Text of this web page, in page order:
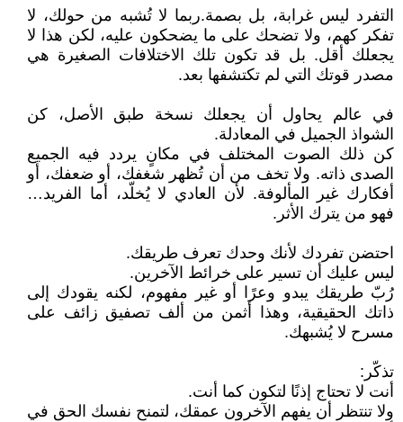
التفرد ليس غرابة، بل بصمة.ربما لا تُشبه من حولك، لا
تفكر كهم، ولا تضحك على ما يضحكون عليه، لكن هذا لا
يجعلك أقل. بل قد تكون تلك الاختلافات الصغيرة هي
مصدر قوتك التي لم تكتشفها بعد.
في عالم يحاول أن يجعلك نسخة طبق الأصل، كن
الشواذ الجميل في المعادلة.
كن ذلك الصوت المختلف في مكانٍ يردد فيه الجميع
الصدى ذاته. ولا تخف من أن تُظهر شغفك، أو ضعفك، أو
أفكارك غير المألوفة. لأن العادي لا يُخلّد، أما الفريد…
فهو من يترك الأثر.
احتضن تفردك لأنك وحدك تعرف طريقك.
ليس عليك أن تسير على خرائط الآخرين.
رُبّ طريقك يبدو وعرًا أو غير مفهوم، لكنه يقودك إلى
ذاتك الحقيقية، وهذا أثمن من ألف تصفيق زائف على
مسرح لا يُشبهك.
تذكّر:
أنت لا تحتاج إذنًا لتكون كما أنت.
ولا تنتظر أن يفهم الآخرون عمقك، لتمنح نفسك الحق في